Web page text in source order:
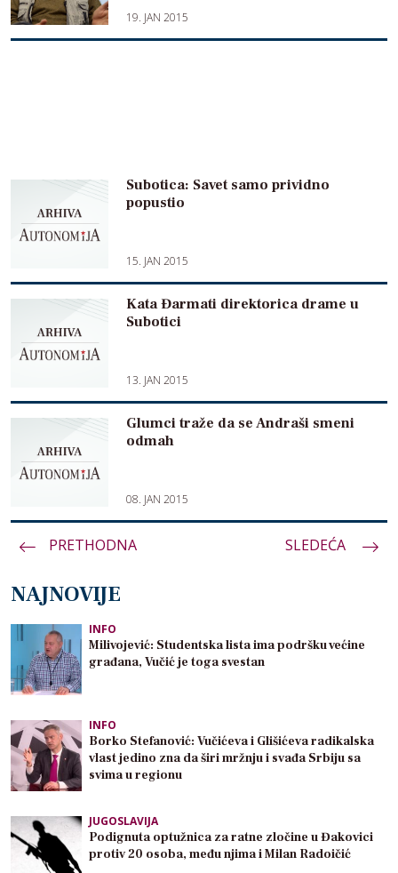
19. JAN 2015
Subotica: Savet samo prividno
popustio
15. JAN 2015
Kata Đarmati direktorica drame u
Subotici
13. JAN 2015
Glumci traže da se Andraši smeni
odmah
08. JAN 2015
Paginacija
PRETHODNA SLEDEĆA
NAJNOVIJE
INFO
Milivojević: Studentska lista ima podršku većine
građana, Vučić je toga svestan
INFO
Borko Stefanović: Vučićeva i Glišićeva radikalska
vlast jedino zna da širi mržnju i svađa Srbiju sa
svima u regionu
JUGOSLAVIJA
Podignuta optužnica za ratne zločine u Đakovici
protiv 20 osoba, među njima i Milan Radoičić